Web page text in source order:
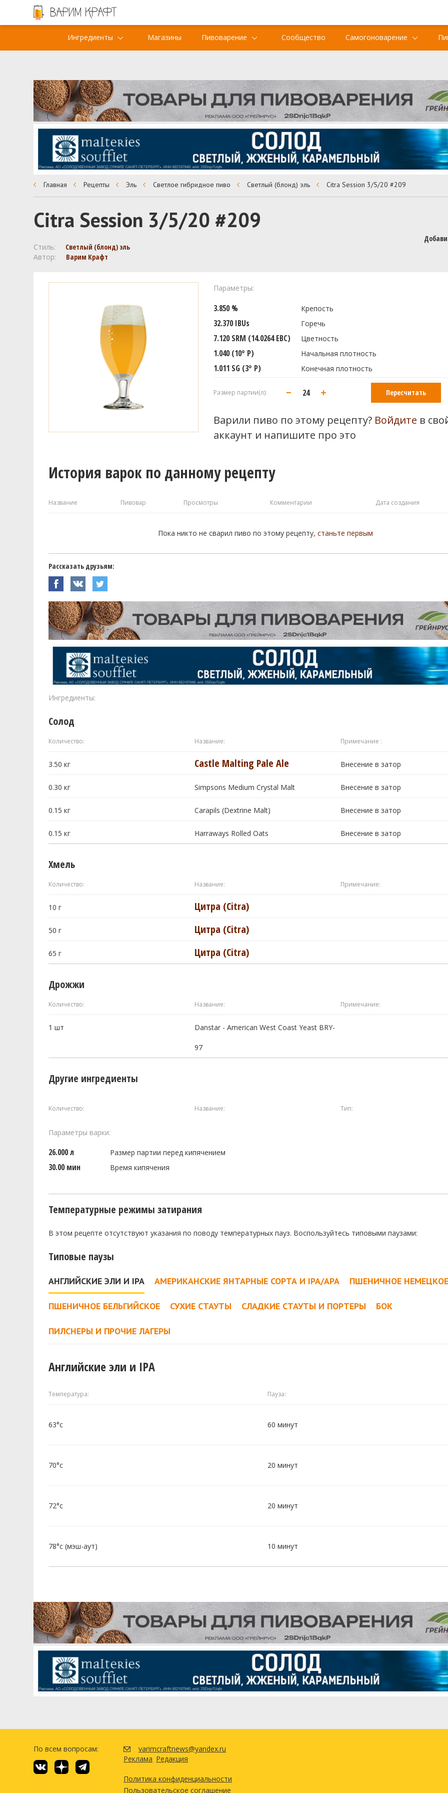
Ингредиенты Магазины Пивоварение Сообщество Самогоноварение
Главная Рецепты Эль Светлое гибридное пиво Светлый (блонд) эль Citra Session 3/5/20 #209
Citra Session 3/5/20 #209
Стиль:
Светлый (блонд) эль
Автор:
Варим Крафт
Параметры:
3.850 % Крепость
32.370 IBUs Горечь
7.120 SRM (14.0264 EBC) Цветность
1.040 (10° P) Начальная плотность
1.011 SG (3° P) Конечная плотность
Размер партии(л): Пересчитать
Варили пиво по этому рецепту? Войдите в
аккаунт и напишите про это
История варок по данному рецепту
Название Пивовар Просмотры Комментарии Дата создания
Пока никто не сварил пиво по этому рецепту,станьте первым
Рассказать друзьям:
Ингредиенты:
Солод
Количество: Название: Примечание :
3.50кг Castle Malting Pale Ale Внесение в затор
0.30кг Simpsons Medium Crystal Malt Внесение в затор
0.15кг Carapils (Dextrine Malt) Внесение в затор
0.15кг Harraways Rolled Oats Внесение в затор
Хмель
Количество: Название: Примечание:
10г Цитра (Citra)
50г Цитра (Citra)
65г Цитра (Citra)
Дрожжи
Количество: Название: Примечание:
1шт Danstar - American West Coast Yeast BRY-
97
Другие ингредиенты
Количество: Название: Тип:
Параметры варки:
26.000 л Размер партии перед кипячением
30.00 мин Время кипячения
Температурные режимы затирания
В этом рецепте отсутствуют указания по поводу температурных пауз. Воспользуйтесь типовыми паузами:
Типовые паузы
АНГЛИЙСКИЕ ЭЛИ И IPA АМЕРИКАНСКИЕ ЯНТАРНЫЕ СОРТА И IPA/APA ПШЕНИЧНОЕ
ПШЕНИЧНОЕ БЕЛЬГИЙСКОЕ СУХИЕ СТАУТЫ СЛАДКИЕ СТАУТЫ И ПОРТЕРЫ БОК
ПИЛСНЕРЫ И ПРОЧИЕ ЛАГЕРЫ
Английские эли и IPA
Температура: Пауза:
63°c 60 минут
70°c 20 минут
72°c 20 минут
78°c (мэш-аут) 10 минут
По всем вопросам:
varimcraftnews@yandex.ru
Реклама Редакция
Политика конфиденциальности
Пользовательское соглашение